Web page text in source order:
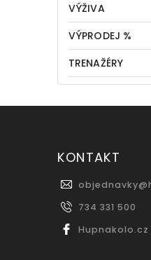
VÝŽIVA
VÝPRODEJ %
TRENAŽÉRY
KONTAKT
objednavky@
734 331 500
Hupnakolo.cz